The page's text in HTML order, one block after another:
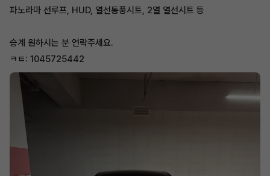
파노라마 선루프, HUD, 열선통풍시트, 2열 열선시트 등
승계 원하시는 분 연락주세요.
ㅋㅌ: 1045725442